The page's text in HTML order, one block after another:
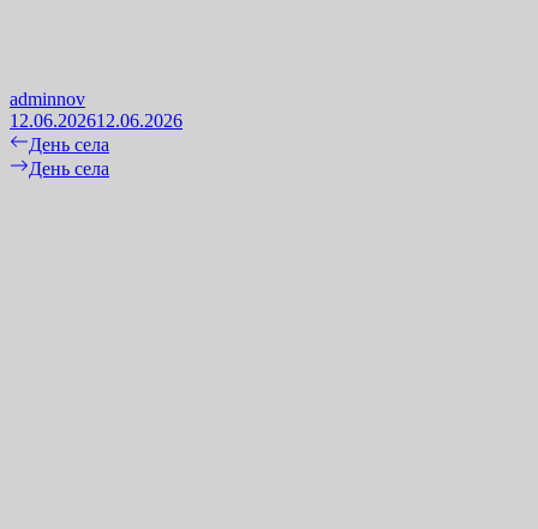
adminnov
12.06.202612.06.2026
Навигация
по
Previous
post:
День села
Next
День села